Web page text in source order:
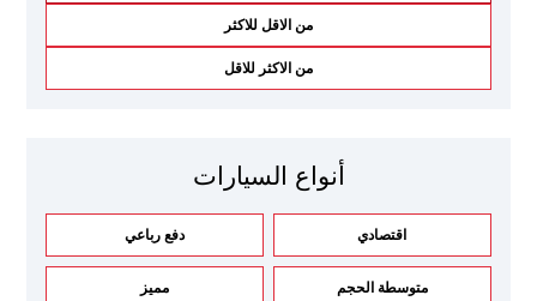
من الاقل للاكثر
من الاكثر للاقل
أنواع السيارات
اقتصادي دفع رباعي
متوسطة الحجم مميز